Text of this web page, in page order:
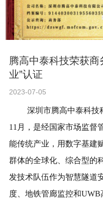
腾高中泰科技荣获商
业”认证
2023-07-05
深圳市腾高中泰科技
11月，是经国家市场监督
能传统产业，用数字基建
群体的全球化、综合型的
发技术队伍作为智慧隧道
度、地铁管廊监控和